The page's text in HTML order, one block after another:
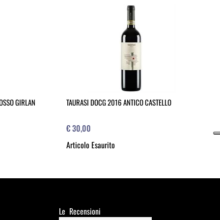
GIRLAN TAURASI DOCG 2016 ANTICO CASTELLO
€ 30,00
Articolo Esaurito
Le Recensioni